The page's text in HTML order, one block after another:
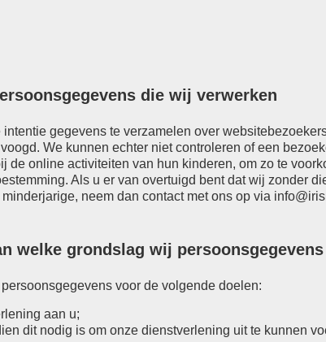
die wij verwerken
gegevens te verzamelen over
We kunnen echter niet controleren of een
de online activiteiten van hun kinderen, om zo te
Als u er van overtuigd bent dat wij zonder
neem dan contact met ons op via
welke grondslag wij
voor de volgende doelen:
aan u;
dit nodig is om onze dienstverlening uit te kunnen